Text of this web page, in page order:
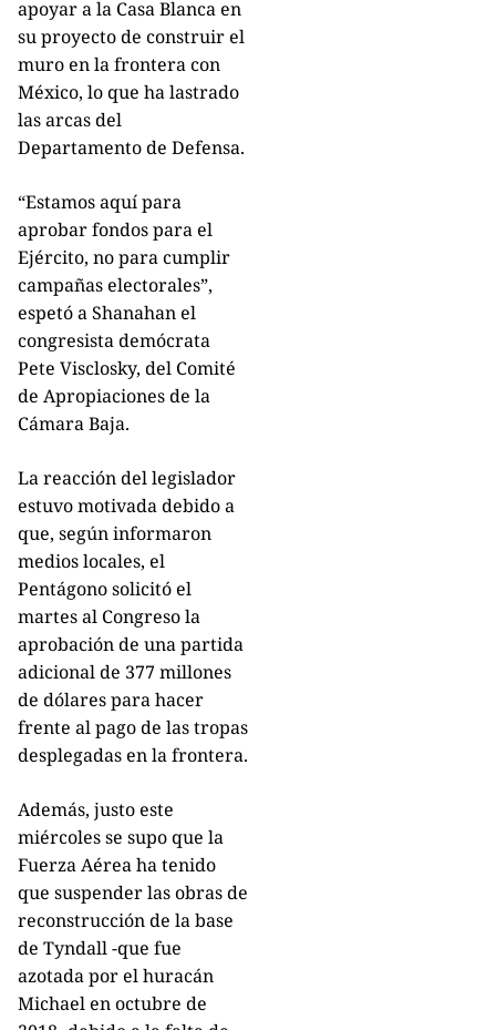
apoyar a la Casa Blanca en
su proyecto de construir el
muro en la frontera con
México, lo que ha lastrado
las arcas del
Departamento de Defensa.
“Estamos aquí para
aprobar fondos para el
Ejército, no para cumplir
campañas electorales”,
espetó a Shanahan el
congresista demócrata
Pete Visclosky, del Comité
de Apropiaciones de la
Cámara Baja.
La reacción del legislador
estuvo motivada debido a
que, según informaron
medios locales, el
Pentágono solicitó el
martes al Congreso la
aprobación de una partida
adicional de 377 millones
de dólares para hacer
frente al pago de las tropas
desplegadas en la frontera.
Además, justo este
miércoles se supo que la
Fuerza Aérea ha tenido
que suspender las obras de
reconstrucción de la base
de Tyndall -que fue
azotada por el huracán
Michael en octubre de